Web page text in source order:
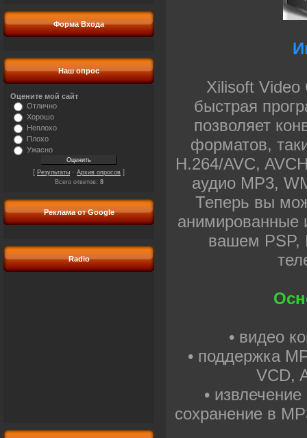
Форма Входа
Наш опрос
Оцените мой сайт
Отлично
Хорошо
Неплохо
Плохо
Ужасно
[ Результаты · Архив опросов ]
Всего ответов: 8
Реклама от Google
Radio
Xilisoft Video
быстрая
позволяет
форматов,
H.264/AVC,
аудио MP3,
Теперь вы
анимированные
вашем PSP,
• видео
• поддержка
VCD,
•
сохранение в